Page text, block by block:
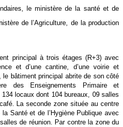
le ministère de la santé et de
de l’Agriculture, de la production
principal à trois étages (R+3) avec
et d’une cantine, d’une voirie et
bâtiment principal abrite de son côté
des Enseignements Primaire et
locaux dont 104 bureaux, 09 salles
La seconde zone située au centre
Santé et de l’Hygiène Publique avec
de réunion. Par contre la zone du